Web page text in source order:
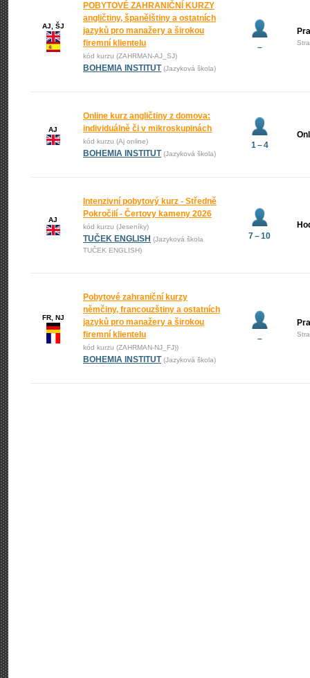
AJ, ŠJ
POBYTOVÉ ZAHRANIČNÍ KURZY
angličtiny, španělštiny a ostatních
jazyků pro manažery a širokou
firemní klientelu
kód kurzu (ZAHRMAN-AJ_SJ)
BOHEMIA INSTITUT (Jazyková škola)
–
AJ
Online kurz angličtiny z domova:
individuálně či v mikroskupinách
kód kurzu (Aj online)
BOHEMIA INSTITUT (Jazyková škola)
1 – 4
AJ
Intenzivní pobytový kurz - Středně
Pokročilí - Čertovy kameny 2026
kód kurzu (Jeseníky)
TUČEK ENGLISH (Jazyková škola
TUČEK ENGLISH)
7 – 10
FR, NJ
Pobytové zahraniční kurzy
němčiny, francouzštiny a ostatních
jazyků pro manažery a širokou
firemní klientelu
kód kurzu (ZAHRMAN-NJ_FJ))
BOHEMIA INSTITUT (Jazyková škola)
–